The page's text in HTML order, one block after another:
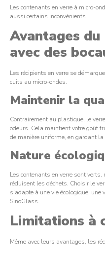
Les contenants en verre à micro-
aussi certains inconvénients.
Avantages
avec des
Les récipients en verre se
cuits au micro-ondes.
Maintenir la
Contrairement au plastique, le
odeurs. Cela maintient votre goût
de manière uniforme, en gardant
Nature
Les contenants en verre sont
réduisent les déchets. Choisir le
s'adapte à une vie écologique, une
SinoGlass.
Limitations à
Même avec leurs avantages, les